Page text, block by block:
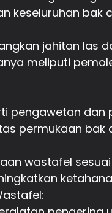
keseluruhan bak
jahitan las
meliputi
pengawetan
permukaan
wastafel